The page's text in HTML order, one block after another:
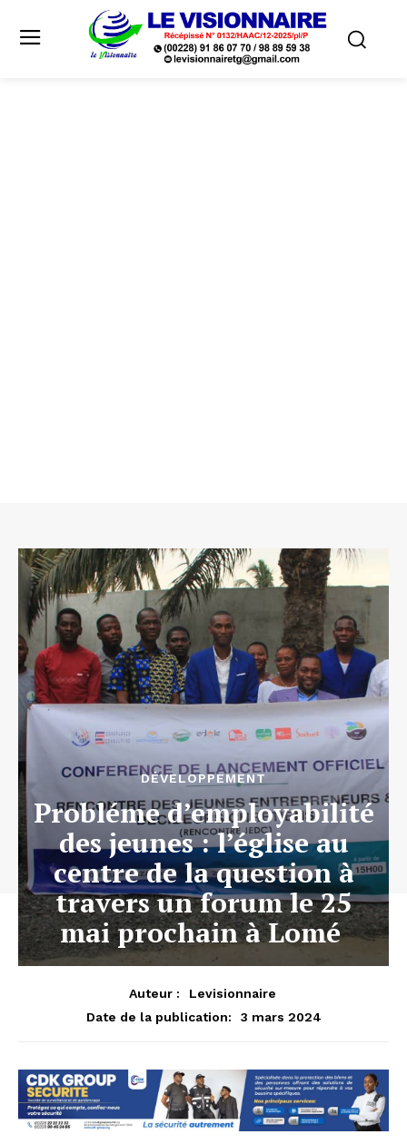
DÉVELOPPEMENT
Probléme d’employabilité
des jeunes : l’église au
centre de la question à
travers un forum le 25
mai prochain à Lomé
Auteur :
Levisionnaire
Date de la publication:
3 mars 2024